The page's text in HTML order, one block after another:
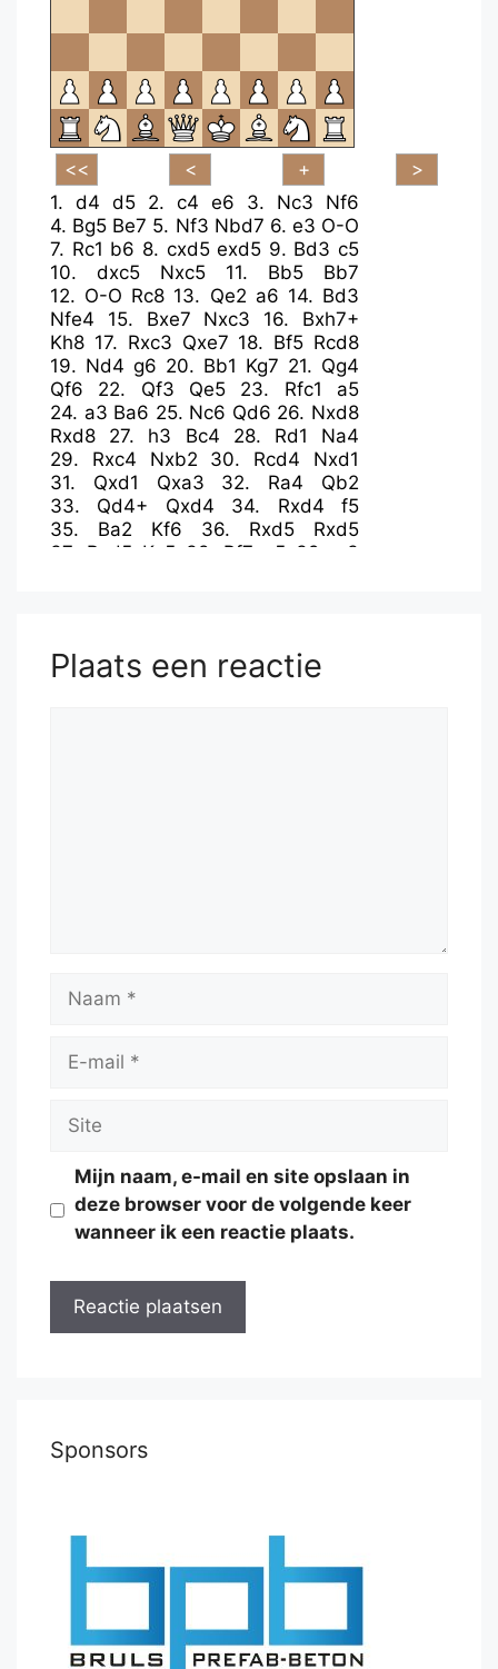
1. d4 d5 2. c4 e6 3. Nc3
Nf6
4. Bg5 Be7 5. Nf3 Nbd7 6. e3 O-O
7. Rc1 b6 8. cxd5 exd5 9. Bd3 c5
10. dxc5 Nxc5 11. Bb5
Bb7
12. O-O Rc8 13. Qe2 a6 14. Bd3
Nfe4
15. Bxe7 Nxc3 16. Bxh7+
Kh8 17. Rxc3 Qxe7 18. Bf5 Rcd8
19. Nd4 g6 20. Bb1 Kg7 21. Qg4
Qf6
22. Qf3 Qe5 23. Rfc1
a5
24. a3 Ba6 25. Nc6 Qd6 26. Nxd8
Rxd8
27. h3 Bc4 28. Rd1
Na4
29. Rxc4 Nxb2 30. Rcd4
Nxd1
31. Qxd1 Qxa3 32. Ra4
Qb2
33. Qd4+ Qxd4 34. Rxd4
f5
35. Ba2 Kf6 36. Rxd5
Rxd5
37. Bxd5 Ke5 38. Bf7 g5 39.
g3
Plaats een reactie
Naam
Site
Mijn naam, e-mail en site opslaan in
deze browser voor de volgende keer
wanneer ik een reactie plaats.
Sponsors